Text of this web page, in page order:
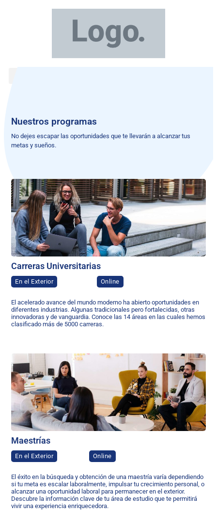
Nuestros programas
No dejes escapar las oportunidades que te llevarán a alcanzar tus
metas y sueños.
Carreras Universitarias
En el Exterior Online
El acelerado avance del mundo moderno ha abierto oportunidades en
diferentes industrias. Algunas tradicionales pero fortalecidas, otras
innovadoras y de vanguardia. Conoce las 14 áreas en las cuales hemos
clasificado más de 5000 carreras.
Maestrías
En el Exterior Online
El éxito en la búsqueda y obtención de una maestría varía dependiendo
si tu meta es escalar laboralmente, impulsar tu crecimiento personal, o
alcanzar una oportunidad laboral para permanecer en el exterior.
Descubre la información clave de tu área de estudio que te permitirá
vivir una experiencia enriquecedora.